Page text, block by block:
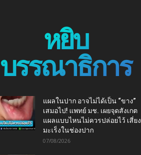
หยิบ
บรรณาธิการ
แผลในปาก อาจไม่ได้เป็น “ขาง”
เสมอไป! แพทย์ มช. เผยจุดสังเกต
แผลแบบไหนไม่ควรปล่อยไว้ เสี่ยง
มะเร็งในช่องปาก
07/08/2026